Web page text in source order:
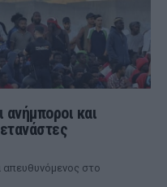
ανήμποροι και
στο